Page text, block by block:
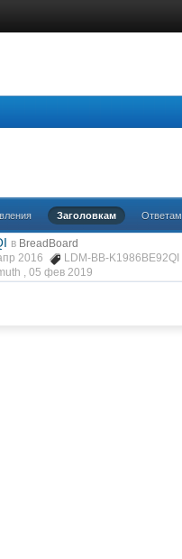
Заголовкам Ответам
в BreadBoard
2016
LDM-BB-K1986BE92QI
, 05 фев 2019